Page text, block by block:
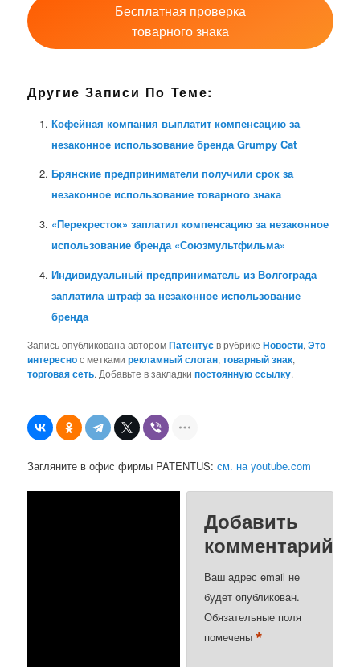
Бесплатная проверка
товарного знака
Другие Записи По Теме:
Кофейная компания выплатит компенсацию за
незаконное использование бренда Grumpy Cat
Брянские предприниматели получили срок за
незаконное использование товарного знака
«Перекресток» заплатил компенсацию за незаконное
использование бренда «Союзмультфильма»
Индивидуальный предприниматель из Волгограда
заплатила штраф за незаконное использование
бренда
Запись опубликована авторомПатентусв рубрикеНовости,Это
интереснос меткамирекламный слоган,товарный знак,
торговая сеть. Добавьте в закладкипостоянную ссылку.
Загляните в офис фирмы PATENTUS:см. на youtube.com
Добавить
комментарий
Ваш адрес email не
будет опубликован.
Обязательные поля
помечены*